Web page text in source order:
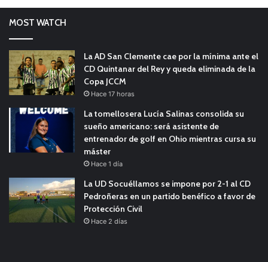
MOST WATCH
La AD San Clemente cae por la mínima ante el
CD Quintanar del Rey y queda eliminada de la
Copa JCCM
Hace 17 horas
La tomellosera Lucía Salinas consolida su
sueño americano: será asistente de
entrenador de golf en Ohio mientras cursa su
máster
Hace 1 día
La UD Socuéllamos se impone por 2-1 al CD
Pedroñeras en un partido benéfico a favor de
Protección Civil
Hace 2 días